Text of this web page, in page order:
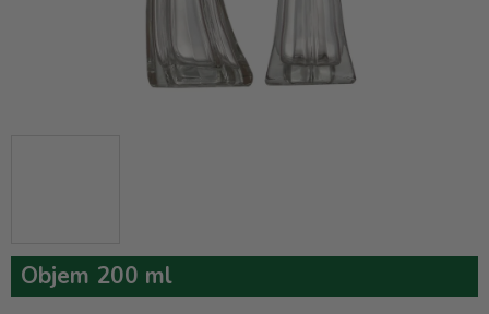
Objem 200 ml